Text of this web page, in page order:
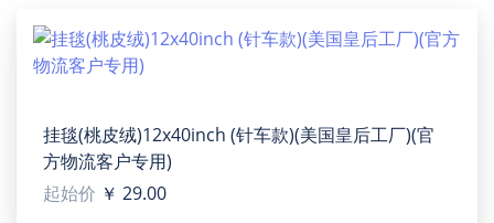
该图片展示效果仅供参考，最终效果以实物为准！由于
生产批次、机器设备等客观因素原因，难以避免或将存
在微小色差、位置及大小等误差，如遇以上问题均属于
产品尺码：(单位：Inch)
挂毯(桃皮绒)12x40inch (针车款)(美国皇后工厂)(官
方物流客户专用)
起始价 ￥ 29.00